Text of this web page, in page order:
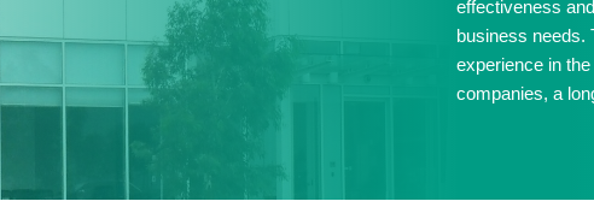
effectiveness
business needs.
experience in
companies, a